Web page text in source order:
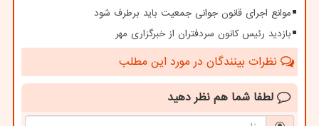
موانع اجرای قانون جوانی جمعیت باید برطرف شود
بازدید رئیس کانون سردفتران از خبرگزاری مهر
نظرات بینندگان در مورد این مطلب
لطفا شما هم نظر دهید